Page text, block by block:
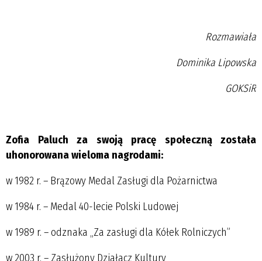
Rozmawiała
Dominika Lipowska
GOKSiR
Zofia Paluch za swoją pracę społeczną została
uhonorowana wieloma nagrodami:
w 1982 r. – Brązowy Medal Zasługi dla Pożarnictwa
w 1984 r. – Medal 40-lecie Polski Ludowej
w 1989 r. – odznaka „Za zasługi dla Kółek Rolniczych”
w 2003 r. – Zasłużony Działacz Kultury